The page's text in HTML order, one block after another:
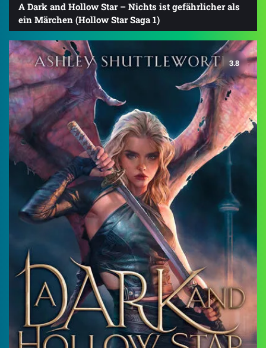
A Dark and Hollow Star – Nichts ist gefährlicher als
ein Märchen (Hollow Star Saga 1)
3.8